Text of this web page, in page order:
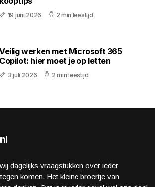
19 juni 2026 2 min leestijd
Veilig werken met Microsoft 365
Copilot: hier moet je op letten
3 juli 2026 2 min leestijd
dagelijks vraagstukken over ieder
komen. Het kleine broertje van